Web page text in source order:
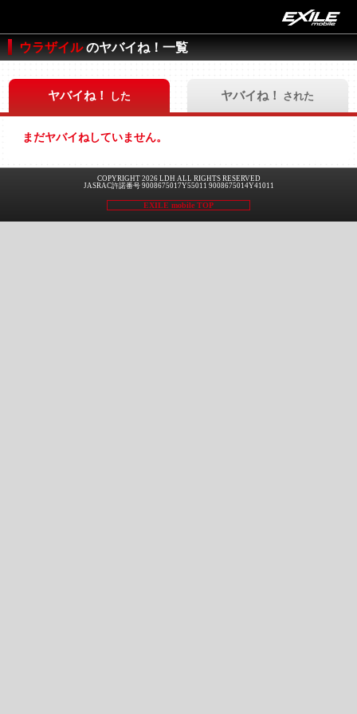
ウラザイルのヤバイね！一覧
ヤバイね！ した ヤバイね！ された
まだヤバイねしていません。
COPYRIGHT 2026 LDH ALL RIGHTS RESERVED
JASRAC許諾番号 9008675017Y55011 9008675014Y41011
EXILE mobile TOP